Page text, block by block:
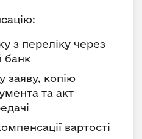
з переліку через
банк
заяву, копію
та акт
вартості